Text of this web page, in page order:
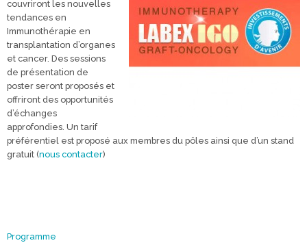
couvriront les nouvelles
tendances en
Immunothérapie en
transplantation d’organes
et cancer. Des sessions
de présentation de
poster seront proposés et
offriront des opportunités
d’échanges
approfondies. Un tarif
préférentiel est proposé aux membres du pôles ainsi que d’un stand
gratuit (nous contacter)
Programme